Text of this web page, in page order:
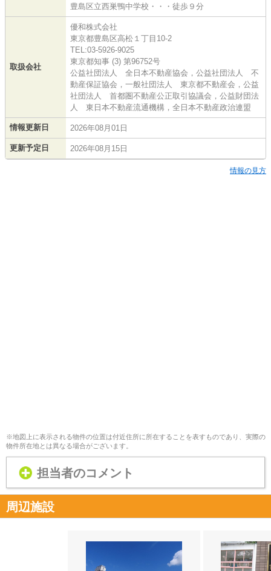
豊島区立西巣鴨中学校・・・徒歩９分
取扱会社
優和株式会社
東京都豊島区高松１丁目10-2
TEL:03-5926-9025
東京都知事 (3) 第96752号
公益社団法人 全日本不動産協会，公益社団法人 不
動産保証協会，一般社団法人 東京都不動産会，公益
社団法人 首都圏不動産公正取引協議会，公益財団法
人 東日本不動産流通機構，全日本不動産政治連盟
情報更新日 2026年08月01日
更新予定日 2026年08月15日
情報の見方
※地図上に表示される物件の位置は付近住所に所在することを表すものであり、実際の
物件所在地とは異なる場合がございます。
担当者のコメント
周辺施設